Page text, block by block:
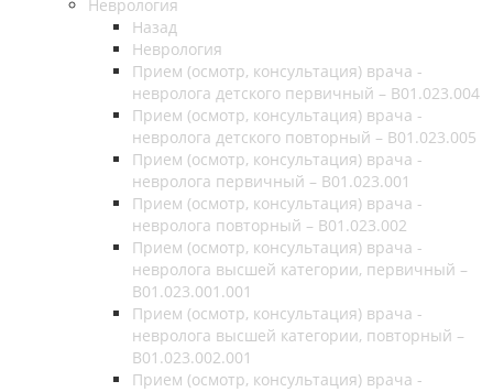
Неврология
Назад
Неврология
Прием (осмотр, консультация) врача -
невролога детского первичный – B01.023.004
Прием (осмотр, консультация) врача -
невролога детского повторный – B01.023.005
Прием (осмотр, консультация) врача -
невролога первичный – B01.023.001
Прием (осмотр, консультация) врача -
невролога повторный – B01.023.002
Прием (осмотр, консультация) врача -
невролога высшей категории, первичный –
B01.023.001.001
Прием (осмотр, консультация) врача -
невролога высшей категории, повторный –
B01.023.002.001
Прием (осмотр, консультация) врача -